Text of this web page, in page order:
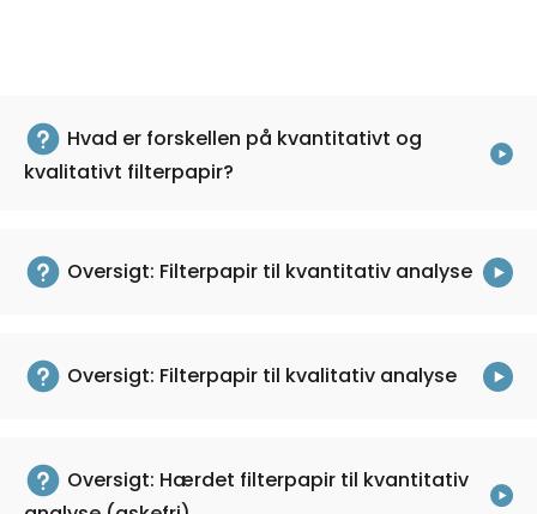
Hvad er forskellen på kvantitativt og
kvalitativt filterpapir?
Oversigt: Filterpapir til kvantitativ analyse
Oversigt: Filterpapir til kvalitativ analyse
Oversigt: Hærdet filterpapir til kvantitativ